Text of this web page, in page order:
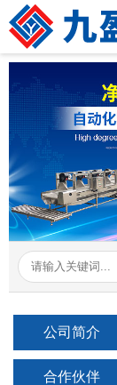
公司简介
产品展示
新闻资讯
成功案例
在线留言
联系我们
公司简介
合作伙伴